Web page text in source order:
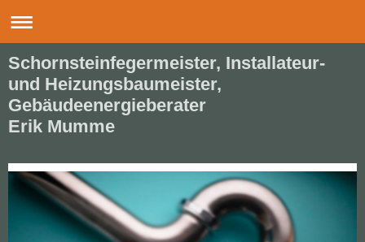
Schornsteinfegermeister, Installateur-
und Heizungsbaumeister,
Gebäudeenergieberater
Erik Mumme